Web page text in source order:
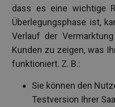
dass es eine wichtige
Überlegungsphase ist,
Verlauf der
Kunden zu zeigen, was
funktioniert. Z. B.:
Sie können den
Testversion Ihrer